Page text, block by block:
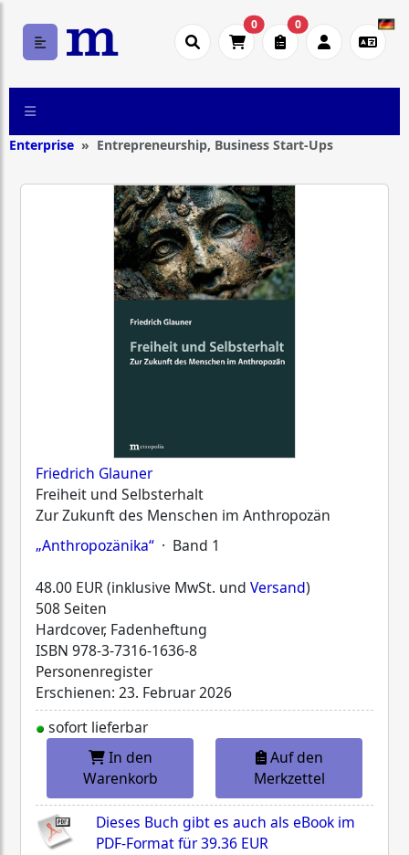
0 0
Enterprise Entrepreneurship, Business Start-Ups
Friedrich Glauner
Freiheit und Selbsterhalt
Zur Zukunft des Menschen im Anthropozän
„Anthropozänika“ · Band 1
48.00 EUR (inklusive MwSt. und Versand)
508 Seiten
Hardcover, Fadenheftung
ISBN 978-3-7316-1636-8
Personenregister
Erschienen: 23. Februar 2026
sofort lieferbar
In den
Warenkorb
Auf den
Merkzettel
Dieses Buch gibt es auch als eBook im
PDF-Format für39.36 EUR